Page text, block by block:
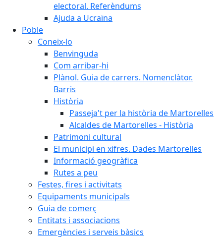
electoral. Referèndums
Ajuda a Ucraïna
Poble
Coneix-lo
Benvinguda
Com arribar-hi
Plànol. Guia de carrers. Nomenclàtor.
Barris
Història
Passeja't per la història de Martorelles
Alcaldes de Martorelles - Història
Patrimoni cultural
El municipi en xifres. Dades Martorelles
Informació geogràfica
Rutes a peu
Festes, fires i activitats
Equipaments municipals
Guia de comerç
Entitats i associacions
Emergències i serveis bàsics